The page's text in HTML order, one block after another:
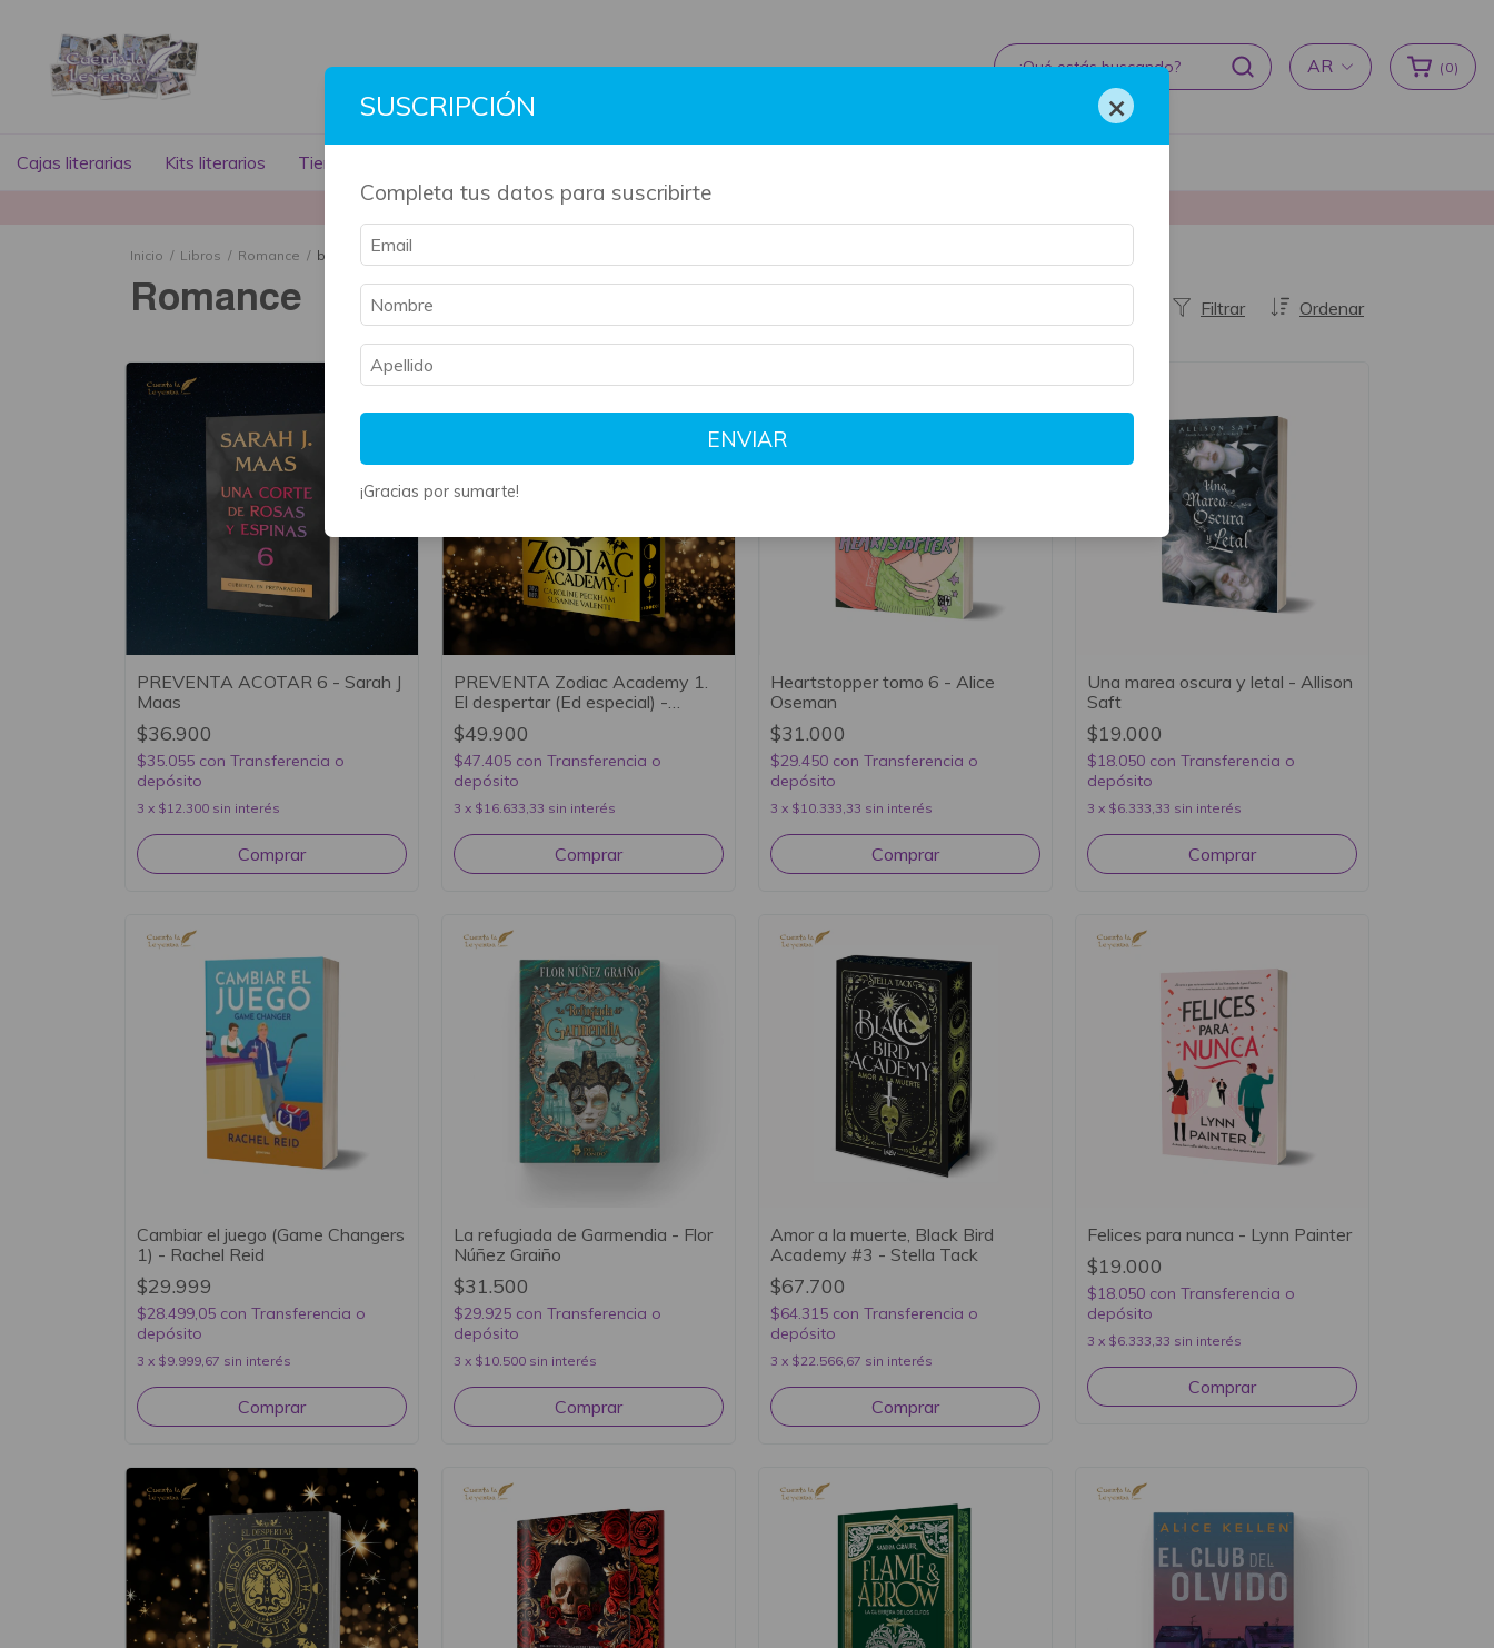
La mayoría de nuestros productos son artesanales y tienen su tiempo de producción ♥
AR ( 0)
Cajas literarias Kits literarios Tienda literaria
Inicio / Libros / Romance / breadcrumbs.no-debia-ser-asi-amy-lea
Romance Ordenar
Filtrar
PREVENTA ACOTAR 6 - Sarah J
Maas
$36.900
$35.055 con Transferencia o
depósito
3 x $12.300 sin interés
PREVENTA Zodiac Academy 1.
El despertar (Ed especial) -
Caroline Peckham y Susanne
Valenti
$49.900
$47.405 con Transferencia o
depósito
3 x $16.633,33 sin interés
Heartstopper tomo 6 - Alice
Oseman
$31.000
$29.450 con Transferencia o
depósito
3 x $10.333,33 sin interés
Una marea oscura y letal - Allison
Saft
$19.000
$18.050 con Transferencia o
depósito
3 x $6.333,33 sin interés
Cambiar el juego (Game Changers
1) - Rachel Reid
$29.999
$28.499,05 con Transferencia o
depósito
3 x $9.999,67 sin interés
La refugiada de Garmendia - Flor
Núñez Graiño
$31.500
$29.925 con Transferencia o
depósito
3 x $10.500 sin interés
Amor a la muerte, Black Bird
Academy #3 - Stella Tack
$67.700
$64.315 con Transferencia o
depósito
3 x $22.566,67 sin interés
Felices para nunca - Lynn Painter
$19.000
$18.050 con Transferencia o
depósito
3 x $6.333,33 sin interés
SUSCRIPCIÓN ×
Completa tus datos para suscribirte
ENVIAR
¡Gracias por sumarte!